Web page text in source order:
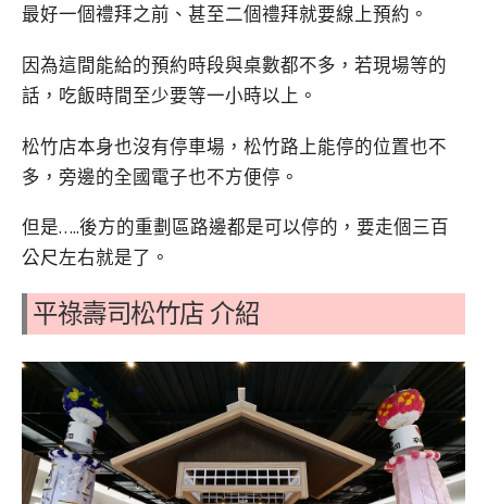
最好一個禮拜之前、甚至二個禮拜就要線上預約。
因為這間能給的預約時段與桌數都不多，若現場等的
話，吃飯時間至少要等一小時以上。
松竹店本身也沒有停車場，松竹路上能停的位置也不
多，旁邊的全國電子也不方便停。
但是…..後方的重劃區路邊都是可以停的，要走個三百
公尺左右就是了。
平祿壽司松竹店 介紹